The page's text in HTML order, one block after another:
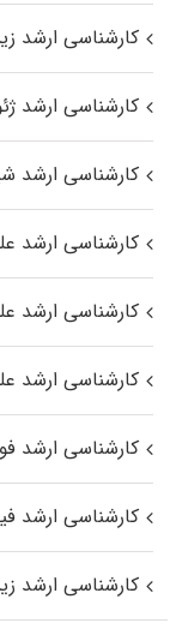
کارشناسی ارشد
کارشناسی ارشد
کارشناسی ارشد
کارشناسی ارشد
کارشناسی ارشد
کارشناسی ارشد
کارشناسی ارشد
کارشناسی ارشد
کارشناسی ارشد